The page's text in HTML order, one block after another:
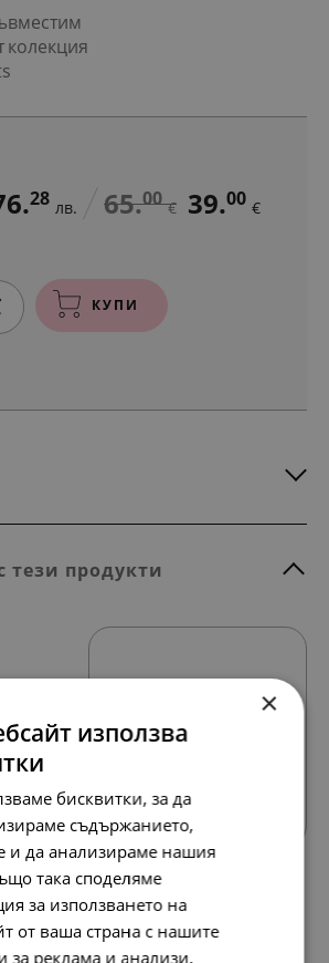
колекция
28 лв. 65.00 € 39.00 €
КУПИ
продукти
×
използва
бисквитки, за да
съдържанието,
и да анализираме нашия
така споделяме
за използването на
от ваша страна с нашите
за реклама и анализи,